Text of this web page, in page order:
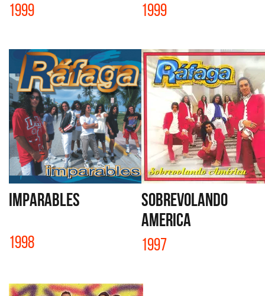
1999 1999
IMPARABLES
1998
SOBREVOLANDO
AMERICA
1997